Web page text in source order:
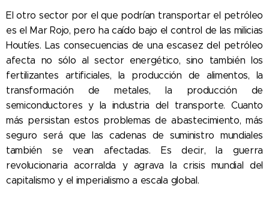
El otro sector por el que podrían transportar el petróleo
es el Mar Rojo, pero ha caído bajo el control de las milicias
Houtíes. Las consecuencias de una escasez del petróleo
afecta no sólo al sector energético, sino también los
fertilizantes artificiales, la producción de alimentos, la
transformación de metales, la producción de
semiconductores y la industria del transporte. Cuanto
más persistan estos problemas de abastecimiento, más
seguro será que las cadenas de suministro mundiales
también se vean afectadas. Es decir, la guerra
revolucionaria acorralda y agrava la crisis mundial del
capitalismo y el imperialismo a escala global.